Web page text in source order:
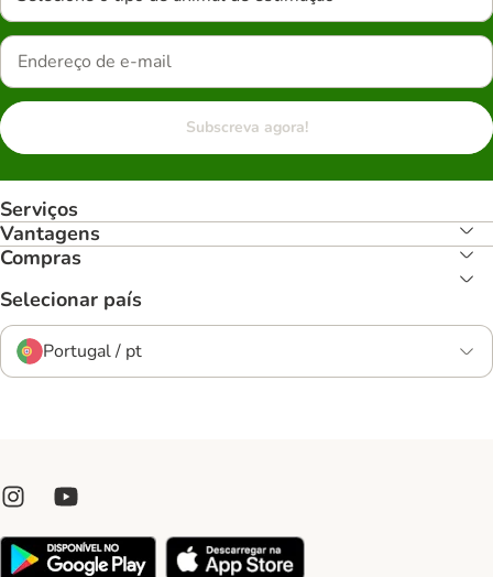
Subscreva agora!
Serviços
Vantagens
Compras
Selecionar país
Portugal / pt